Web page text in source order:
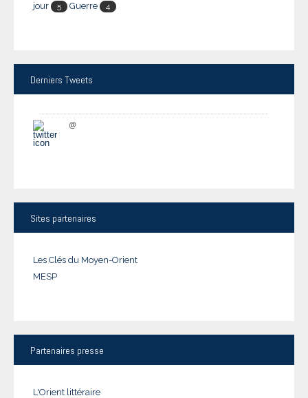
jour
5 Guerre 4
Derniers Tweets
@
Sites partenaires
Les Clés du Moyen-Orient
MESP
Partenaires presse
L'Orient littéraire